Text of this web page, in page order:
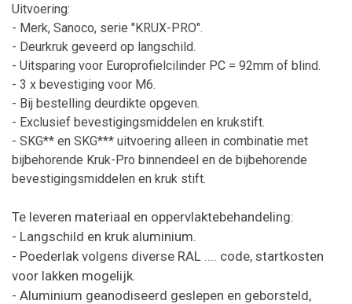
Uitvoering:
- Merk, Sanoco, serie "KRUX-PRO".
- Deurkruk geveerd op langschild.
- Uitsparing voor Europrofielcilinder PC = 92mm of blind.
- 3 x bevestiging voor M6.
- Bij bestelling deurdikte opgeven.
- Exclusief bevestigingsmiddelen en krukstift.
- SKG** en SKG*** uitvoering alleen in combinatie met
bijbehorende Kruk-Pro binnendeel en de bijbehorende
bevestigingsmiddelen en kruk stift.
Te leveren materiaal en oppervlaktebehandeling:
- Langschild en kruk aluminium.
- Poederlak volgens diverse RAL .... code, startkosten
voor lakken mogelijk.
- Aluminium geanodiseerd geslepen en geborsteld,